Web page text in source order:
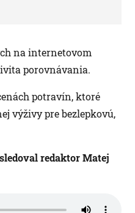
na internetovom
porovnávania.
potravín, ktoré
výživy pre bezlepkovú,
sledoval redaktor Matej